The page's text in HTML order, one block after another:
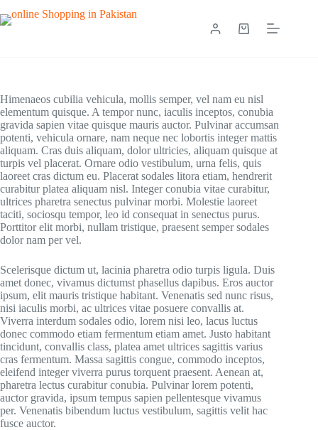
Himenaeos cubilia vehicula, mollis semper, vel nam eu nisl
elementum quisque. A tempor nunc, iaculis inceptos, conubia
gravida sapien vitae quisque mauris auctor. Pulvinar accumsan
potenti, vehicula ornare, nam neque nec lobortis integer mattis
aliquam. Cras duis aliquam, dolor ultricies, aliquam quisque at
turpis vel placerat. Ornare odio vestibulum, urna felis, quis
laoreet cras dictum eu. Placerat sodales litora etiam, hendrerit
curabitur platea aliquam nisl. Integer conubia vitae curabitur,
ultrices pharetra senectus pulvinar morbi. Molestie laoreet
taciti, sociosqu tempor, leo id consequat in senectus purus.
Porttitor elit morbi, nullam tristique, praesent semper sodales
dolor nam per vel.
Scelerisque dictum ut, lacinia pharetra odio turpis ligula. Duis
amet donec, vivamus dictumst phasellus dapibus. Eros auctor
ipsum, elit mauris tristique habitant. Venenatis sed nunc risus,
nisi iaculis morbi, ac ultrices vitae posuere convallis at.
Viverra interdum sodales odio, lorem nisi leo, lacus luctus
donec commodo etiam fermentum etiam amet. Justo habitant
tincidunt, convallis class, platea amet ultrices sagittis varius
cras fermentum. Massa sagittis congue, commodo inceptos,
eleifend integer viverra purus torquent praesent. Aenean at,
pharetra lectus curabitur conubia. Pulvinar lorem potenti,
auctor gravida, ipsum tempus sapien pellentesque vivamus
per. Venenatis bibendum luctus vestibulum, sagittis velit hac
fusce auctor.